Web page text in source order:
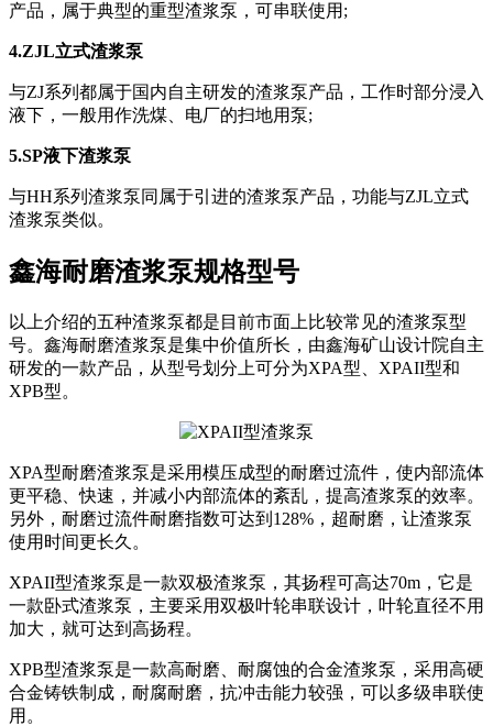
产品，属于典型的重型渣浆泵，可串联使用;
4.ZJL立式渣浆泵
与ZJ系列都属于国内自主研发的渣浆泵产品，工作时部分浸入
液下，一般用作洗煤、电厂的扫地用泵;
5.SP液下渣浆泵
与HH系列渣浆泵同属于引进的渣浆泵产品，功能与ZJL立式
渣浆泵类似。
鑫海耐磨渣浆泵规格型号
以上介绍的五种渣浆泵都是目前市面上比较常见的渣浆泵型
号。鑫海耐磨渣浆泵是集中价值所长，由鑫海矿山设计院自主
研发的一款产品，从型号划分上可分为XPA型、XPAII型和
XPB型。
XPA型耐磨渣浆泵是采用模压成型的耐磨过流件，使内部流体
更平稳、快速，并减小内部流体的紊乱，提高渣浆泵的效率。
另外，耐磨过流件耐磨指数可达到128%，超耐磨，让渣浆泵
使用时间更长久。
XPAII型渣浆泵是一款双极渣浆泵，其扬程可高达70m，它是
一款卧式渣浆泵，主要采用双极叶轮串联设计，叶轮直径不用
加大，就可达到高扬程。
XPB型渣浆泵是一款高耐磨、耐腐蚀的合金渣浆泵，采用高硬
合金铸铁制成，耐腐耐磨，抗冲击能力较强，可以多级串联使
用。